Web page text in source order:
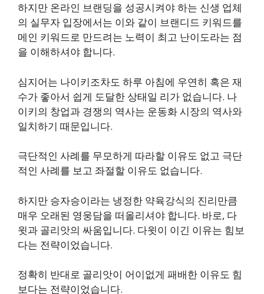
하지만 온라인 브랜딩을 성공시켜야 하는 신생 업체
의 실무자 입장에서는 이와 같이 브랜디드 키워드를
메인 키워드로 만드려는 노력이 최고 난이도라는 점
을 이해하셔야 합니다.
심지어는 나이키조차도 하루 아침에 우연히 혹은 재
수가 좋아서 쉽게 도달한 상태일 리가 없습니다. 나
이키의 창업과 경쟁의 역사는 운동화 시장의 역사와
일치하기 때문입니다.
극단적인 사례를 무모하게 따라할 이유도 없고 극단
적인 사례를 보고 좌절할 이유도 없습니다.
하지만 승자승이라는 냉정한 약육강식의 진리만큼
매우 오래된 영웅담을 떠올리셔야 합니다. 바로, 다
윗과 골리앗의 싸움입니다. 다윗이 이긴 이유는 힘보
다는 전략이었습니다.
정확히 반대로 골리앗이 어이없게 패배한 이유도 힘
보다는 전략이었습니다.